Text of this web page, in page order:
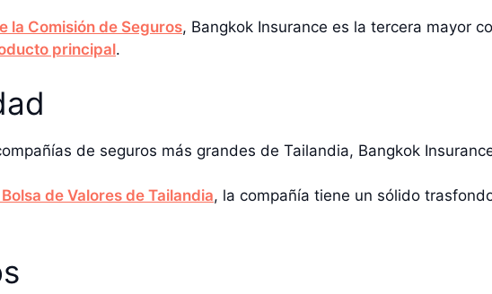
la Comisión de Seguros, Bangkok Insurance es la tercera mayor
principal.
de seguros más grandes de Tailandia, Bangkok
Bolsa de Valores de Tailandia, la compañía tiene un sólido